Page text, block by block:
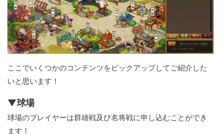
ここでいくつかのコンテンツをピックアップしてご紹介した
いと思います！
▼球場
球場のプレイヤーは群雄戦及び名将戦に申し込むことができ
ます！